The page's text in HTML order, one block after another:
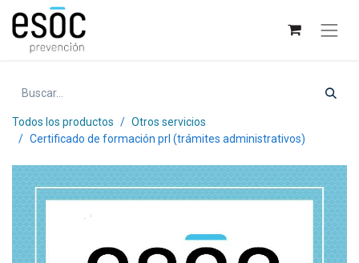
Todos los productos
Otros servicios
Certificado de formación prl (trámites administrativos)